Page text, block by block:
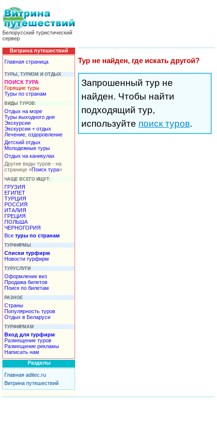
Белорусский туристический
сервер
Витрина путешествий
Главная страница
ТУРЫ, ТУРИЗМ И ОТДЫХ
ПОИСК ТУРА
Горящие туры
Туры по странам
ВИДЫ ТУРОВ:
Отдых на море
Туры выходного дня
Экскурсии
Экскурсии + отдых
Лечение, оздоровление
Детский отдых
Молодежные туры
Отдых на каникулах
Другие виды туров - на
странице «Поиск тура»
ЧАЩЕ ВСЕГО ИЩУТ:
ГРУЗИЯ
ЕГИПЕТ
ТУРЦИЯ
РОССИЯ
ИТАЛИЯ
ГРЕЦИЯ
ПОЛЬША
ЧЕРНОГОРИЯ
Все туры по странам
ТУРФИРМЫ
Списки турфирм
Новости турфирм
ТУРУСЛУГИ
Оформление виз
Продажа билетов
Поиск по билетам
РАЗНОЕ
Страны
Популярность туров
Отдых в Беларуси
ТУРФИРМАМ
Вход для турфирм
Размещение туров
Размещение рекламы
Написать нам
Разделы
Главная aditec.ru
Витрина путешествий
Тур не найден, где искать другой?
Запрошенный тур не
найден. Чтобы найти
подходящий тур,
используйте поиск туров.